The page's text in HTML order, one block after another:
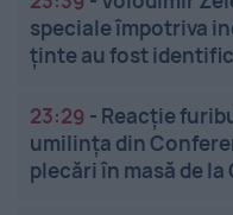
speciale împotriva
ținte au fost
23:29 - Reacție
umilința din
plecări în masă de la